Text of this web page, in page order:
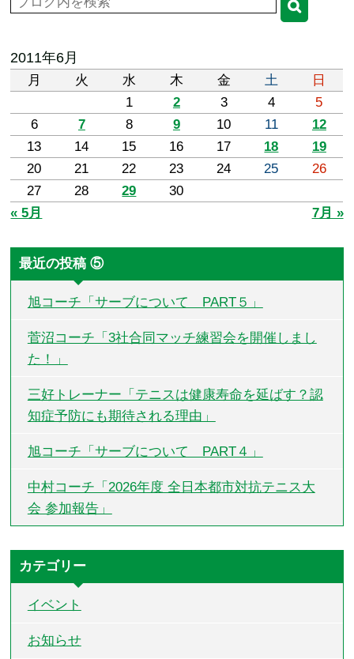
2011年6月
月 火 水 木 金 土
日
1
2 3 4
5
6
7 8 9 10 11
12
13
14 15 16 17 18
19
20
21 22 23 24 25
26
27
28 29
30
« 5月
7月 »
最近の投稿 ⑤
旭コーチ「サーブについて PART５」
菅沼コーチ「3社合同マッチ練習会を開催しまし
た！」
三好トレーナー「テニスは健康寿命を延ばす？認
知症予防にも期待される理由」
旭コーチ「サーブについて PART４」
中村コーチ「2026年度 全日本都市対抗テニス大
会 参加報告」
カテゴリー
イベント
お知らせ